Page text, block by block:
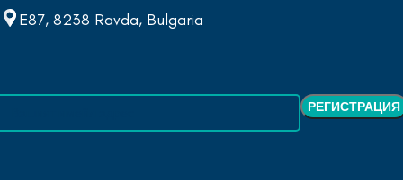
E87, 8238 Ravda, Bulgaria